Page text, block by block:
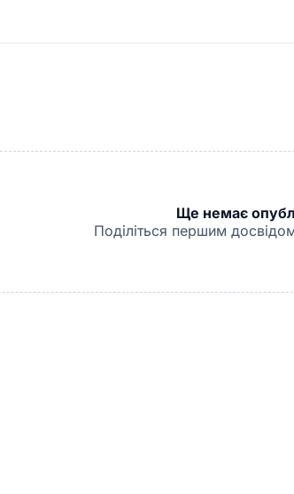
Ще немає
Поділіться першим